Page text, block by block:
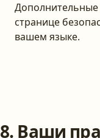
Дополнительные
странице
вашем языке.
8. Ваши